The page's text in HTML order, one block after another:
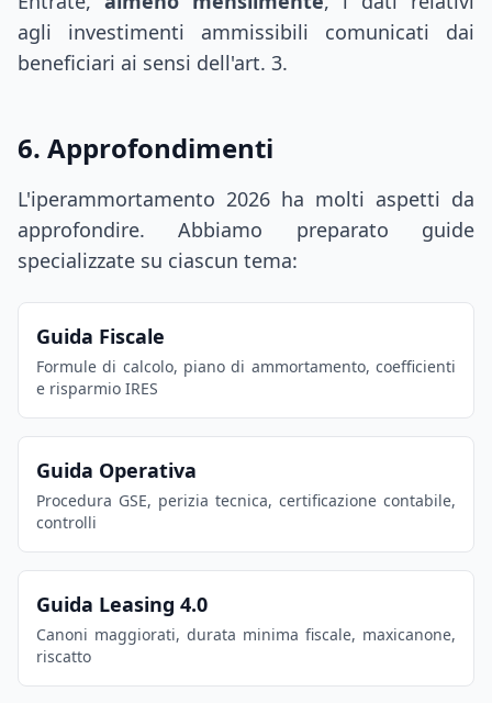
agli investimenti ammissibili comunicati dai
beneficiari ai sensi dell'art. 3.
6. Approfondimenti
L'iperammortamento 2026 ha molti aspetti da
approfondire. Abbiamo preparato guide
specializzate su ciascun tema:
Guida Fiscale
Formule di calcolo, piano di ammortamento, coefficienti
e risparmio IRES
Guida Operativa
Procedura GSE, perizia tecnica, certificazione contabile,
controlli
Guida Leasing 4.0
Canoni maggiorati, durata minima fiscale, maxicanone,
riscatto